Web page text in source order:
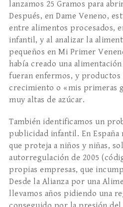
lanzamos 25 Gramos para
Después, en Dame Veneno,
entre alimentos procesados,
infantil, y al analizar la
pequeños en Mi Primer
había creado una
fueran enfermos, y
crecimiento o «mis primeras
muy altas de azúcar.
También identificamos un
publicidad infantil. En
que proteja a niños y niñas,
autorregulación de 2005
propias empresas, que
Desde la Alianza por una
llevamos años pidiendo una